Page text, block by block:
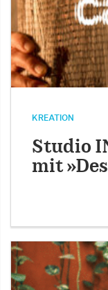
KREATION
Studio
mit